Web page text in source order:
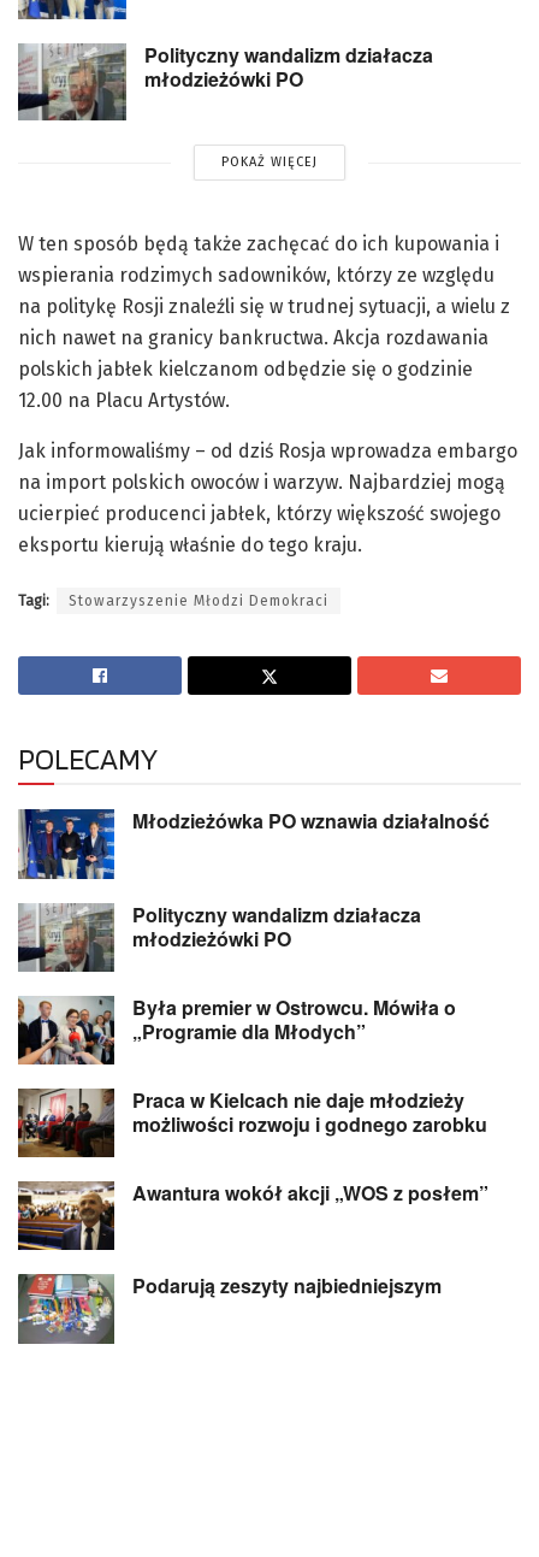
Polityczny wandalizm działacza
młodzieżówki PO
POKAŻ WIĘCEJ
W ten sposób będą także zachęcać do ich kupowania i
wspierania rodzimych sadowników, którzy ze względu
na politykę Rosji znaleźli się w trudnej sytuacji, a wielu z
nich nawet na granicy bankructwa. Akcja rozdawania
polskich jabłek kielczanom odbędzie się o godzinie
12.00 na Placu Artystów.
Jak informowaliśmy – od dziś Rosja wprowadza embargo
na import polskich owoców i warzyw. Najbardziej mogą
ucierpieć producenci jabłek, którzy większość swojego
eksportu kierują właśnie do tego kraju.
Tagi: Stowarzyszenie Młodzi Demokraci
POLECAMY
Młodzieżówka PO wznawia działalność
Polityczny wandalizm działacza
młodzieżówki PO
Była premier w Ostrowcu. Mówiła o
„Programie dla Młodych”
Praca w Kielcach nie daje młodzieży
możliwości rozwoju i godnego zarobku
Awantura wokół akcji „WOS z posłem”
Podarują zeszyty najbiedniejszym